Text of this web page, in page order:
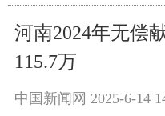
河南2024年无偿
115.7万
中国新闻网 2025-6-14